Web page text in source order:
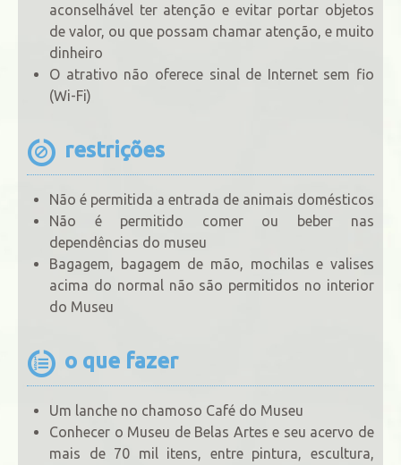
aconselhável ter atenção e evitar portar objetos
de valor, ou que possam chamar atenção, e muito
dinheiro
O atrativo não oferece sinal de Internet sem fio
(Wi-Fi)
restrições
Não é permitida a entrada de animais domésticos
Não é permitido comer ou beber nas
dependências do museu
Bagagem, bagagem de mão, mochilas e valises
acima do normal não são permitidos no interior
do Museu
o que fazer
Um lanche no chamoso Café do Museu
Conhecer o Museu de Belas Artes e seu acervo de
mais de 70 mil itens, entre pintura, escultura,